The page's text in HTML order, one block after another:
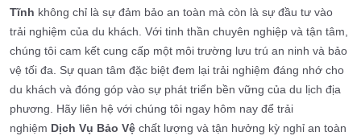
Tĩnh không chỉ là sự đảm bảo an toàn mà còn là sự đầu tư vào
trải nghiệm của du khách. Với tinh thần chuyên nghiệp và tận tâm,
chúng tôi cam kết cung cấp một môi trường lưu trú an ninh và bảo
vệ tối đa. Sự quan tâm đặc biệt đem lại trải nghiệm đáng nhớ cho
du khách và đóng góp vào sự phát triển bền vững của du lịch địa
phương. Hãy liên hệ với chúng tôi ngay hôm nay để trải
nghiệm Dịch Vụ Bảo Vệ chất lượng và tận hưởng kỳ nghỉ an toàn